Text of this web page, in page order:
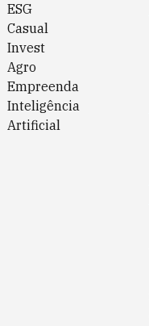
ESG
Casual
Invest
Agro
Empreenda
Inteligência
Artificial